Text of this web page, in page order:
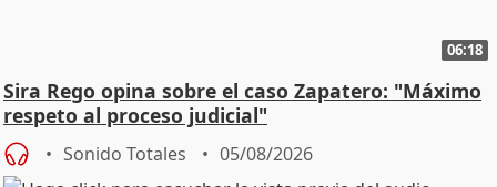
06:18
Sira Rego opina sobre el caso Zapatero: "Máximo
respeto al proceso judicial"
Sonido Totales 05/08/2026